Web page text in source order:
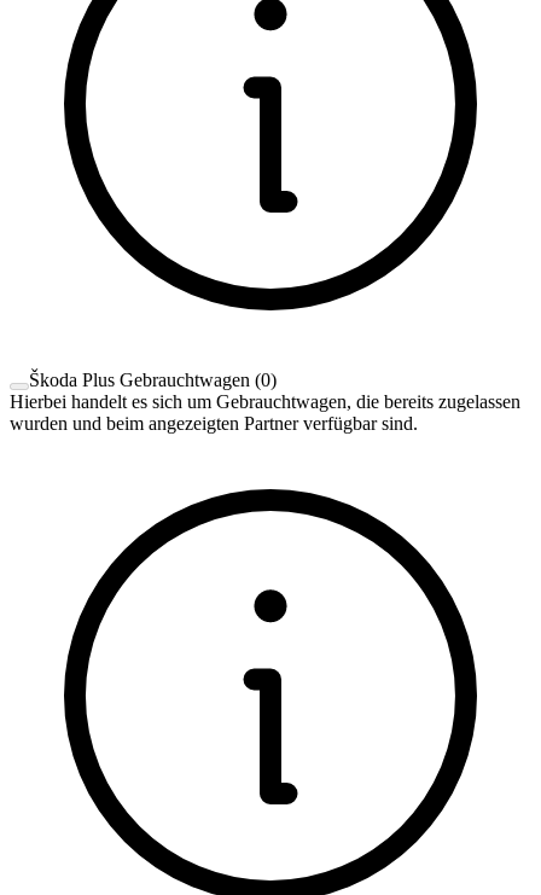
Škoda Plus Gebrauchtwagen (0)
Hierbei handelt es sich um Gebrauchtwagen, die bereits zugelassen
wurden und beim angezeigten Partner verfügbar sind.